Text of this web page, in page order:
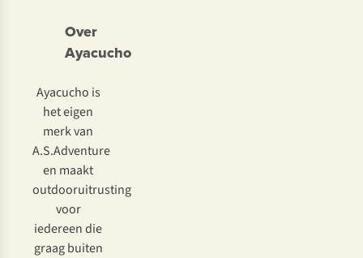
Over
Ayacucho
Ayacucho is
het eigen
merk van
A.S.Adventure
en maakt
outdooruitrusting
voor
iedereen die
graag buiten